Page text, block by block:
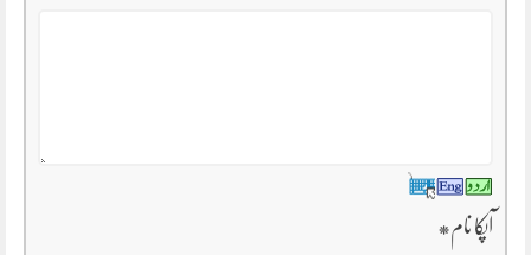
آپکا نام*